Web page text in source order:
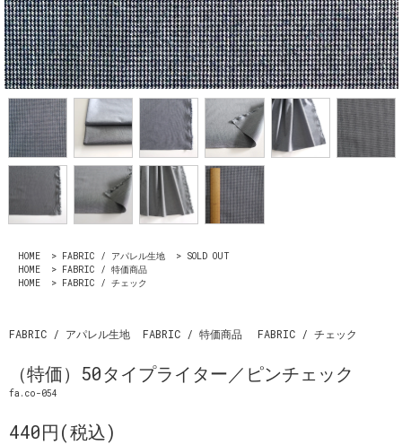
HOME > FABRIC / アパレル生地 > SOLD OUT
HOME
> FABRIC / 特価商品
HOME
> FABRIC / チェック
FABRIC / アパレル生地 FABRIC / 特価商品 FABRIC / チェック
（特価）50タイプライター／ピンチェック
fa.co-054
440円(税込)